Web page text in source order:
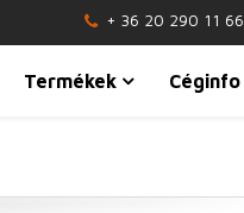
+ 36 20 290 11 66
Termékek Céginfo